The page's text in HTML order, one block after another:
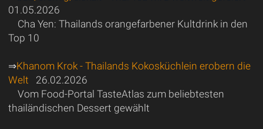
01.05.2026
Cha Yen: Thailands orangefarbener Kultdrink in den
Top 10
⇒Khanom Krok - Thailands Kokosküchlein erobern die
Welt
26.02.2026
Vom Food-Portal TasteAtlas zum beliebtesten
thailändischen Dessert gewählt